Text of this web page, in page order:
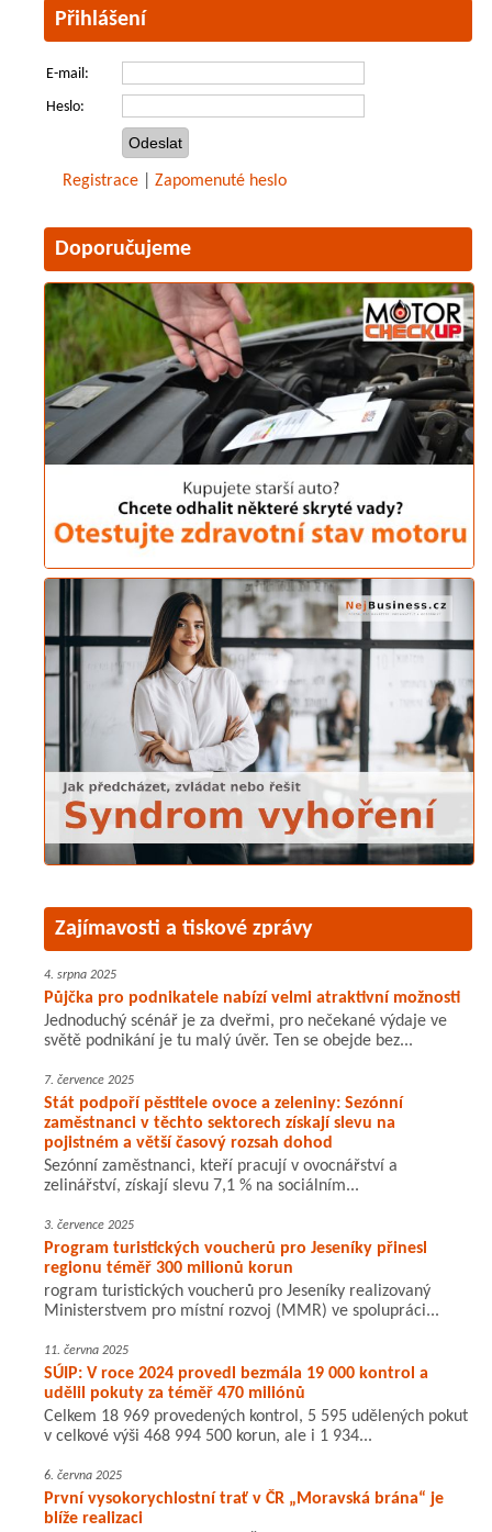
Přihlášení
E-mail:
Heslo:
Registrace Zapomenuté heslo
Doporučujeme
Zajímavosti a tiskové zprávy
4. srpna 2025
Půjčka pro podnikatele nabízí velmi atraktivní možnosti
Jednoduchý scénář je za dveřmi, pro nečekané výdaje ve
světě podnikání je tu malý úvěr. Ten se obejde bez...
7. července 2025
Stát podpoří pěstitele ovoce a zeleniny: Sezónní
zaměstnanci v těchto sektorech získají slevu na
pojistném a větší časový rozsah dohod
Sezónní zaměstnanci, kteří pracují v ovocnářství a
zelinářství, získají slevu 7,1 % na sociálním...
3. července 2025
Program turistických voucherů pro Jeseníky přinesl
regionu téměř 300 milionů korun
rogram turistických voucherů pro Jeseníky realizovaný
Ministerstvem pro místní rozvoj (MMR) ve spolupráci...
11. června 2025
SÚIP: V roce 2024 provedl bezmála 19 000 kontrol a
udělil pokuty za téměř 470 miliónů
Celkem 18 969 provedených kontrol, 5 595 udělených pokut
v celkové výši 468 994 500 korun, ale i 1 934...
6. června 2025
První vysokorychlostní trať v ČR „Moravská brána“ je
blíže realizaci